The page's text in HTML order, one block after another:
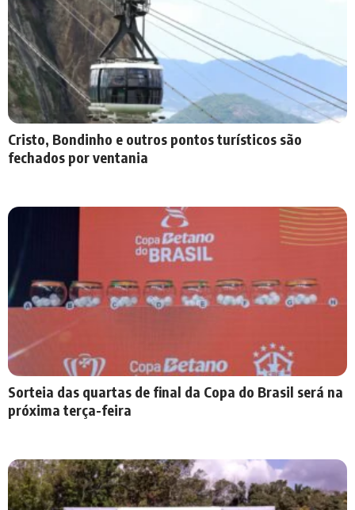
Cristo, Bondinho e outros pontos turísticos são
fechados por ventania
Sorteia das quartas de final da Copa do Brasil será na
próxima terça-feira